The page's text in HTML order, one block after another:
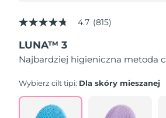
4.7
of
5
stars,
rating
Read
4.7 (815)
LUNA™ 3
Najbardziej higieniczna metoda
Wybierz cilt tipi: Dla skóry mieszanej